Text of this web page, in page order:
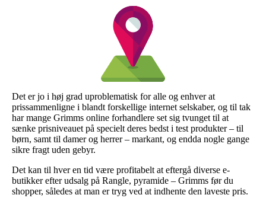
Det er jo i høj grad uproblematisk for alle og enhver at
prissammenligne i blandt forskellige internet selskaber, og til tak
har mange Grimms online forhandlere set sig tvunget til at
sænke prisniveauet på specielt deres bedst i test produkter – til
børn, samt til damer og herrer – markant, og endda nogle gange
sikre fragt uden gebyr.
Det kan til hver en tid være profitabelt at eftergå diverse e-
butikker efter udsalg på Rangle, pyramide – Grimms før du
shopper, således at man er tryg ved at indhente den laveste pris.